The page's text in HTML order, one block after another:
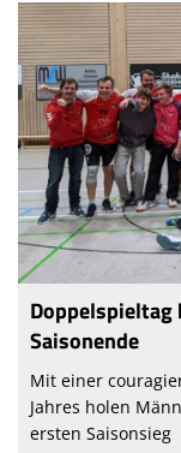
Doppelspieltag
Saisonende
Mit einer
Jahres holen
ersten Saisonsieg